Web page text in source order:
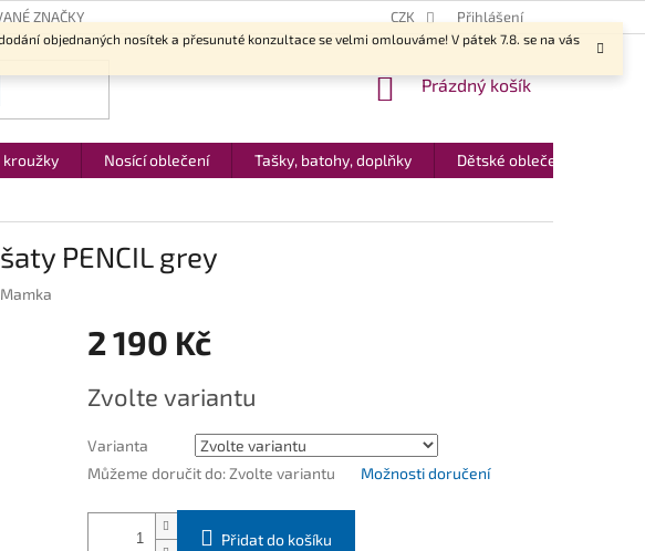
objednaných nosítek a přesunuté konzultace se velmi omlouváme! V pátek 7.8. se na vás
ZNAČKY CZK Přihlášení
NÁKUPNÍ
Prázdný košík
kroužky Nosící oblečení Tašky, batohy, doplňky Dětské oblečení
PENCIL grey
2 190 Kč
cena:
Zvolte variantu
Varianta
Můžeme doručit do: Zvolte variantu Možnosti doručení
Přidat do košíku